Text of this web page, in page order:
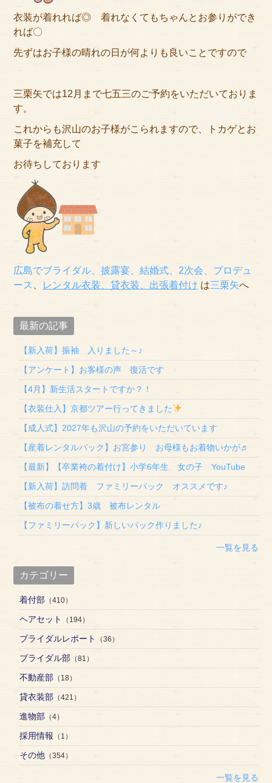
衣装が着れれば◎ 着れなくてもちゃんとお参りができ
れば〇
先ずはお子様の晴れの日が何よりも良いことですので
三栗矢では12月まで七五三のご予約をいただいておりま
す。
これからも沢山のお子様がこられますので、トカゲとお
菓子を補充して
お待ちしております
広島でブライダル、披露宴、結婚式、2次会、プロデュ
ース
レンタル衣装、貸衣装 、出張着付け は三栗矢へ
最新の記事
【新入荷】振袖 入りました～♪
【アンケート】お客様の声 復活です
【4月】新生活スタートですか？！
【衣装仕入】京都ツアー行ってきました
【成人式】2027年も沢山の予約をいただいています
【産着レンタルパック】お宮参り お母様もお着物いかが♬
【最新】【卒業袴の着付け】小学6年生 女の子 YouTube
【新入荷】訪問着 ファミリーパック オススメです♪
【被布の着せ方】3歳 被布レンタル
【ファミリーパック】新しいパック作りました♪
一覧を見る
カテゴリー
着付部 （410）
ヘアセット （194）
ブライダルレポート （36）
ブライダル部 （81）
不動産部 （18）
貸衣装部 （421）
進物部 （4）
採用情報 （1）
その他 （354）
一覧を見る